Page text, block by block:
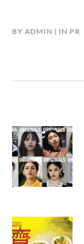
BY ADMIN IN PR
แนะแนว
เรื่อง
Previous
post:
Next